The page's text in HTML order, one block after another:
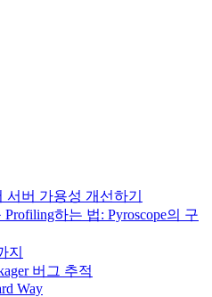
서버 가용성 개선하기
하는 법: Pyroscope의 구
지
버그 추적
Way